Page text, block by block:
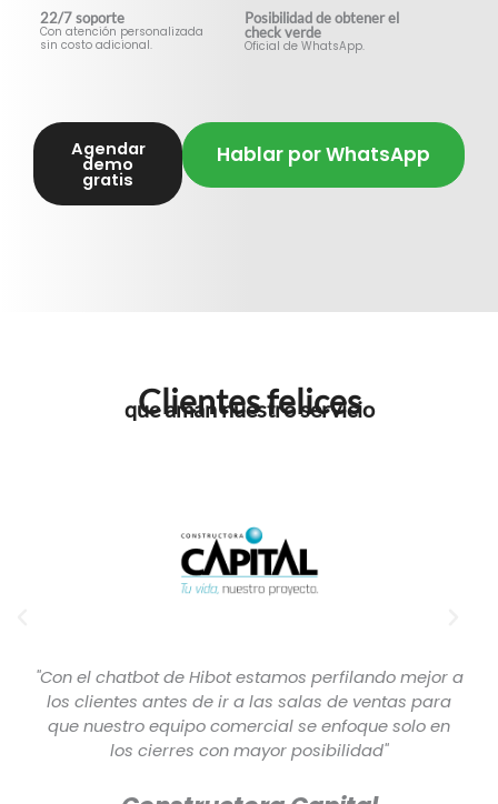
22/7 soporte
Con atención personalizada
sin costo adicional.
Posibilidad de obtener el
check verde
Oficial de WhatsApp.
Agendar
demo
gratis
Hablar por WhatsApp
Clientes felices
que aman nuestro servicio
"Con el chatbot de Hibot estamos perfilando mejor a
los clientes antes de ir a las salas de ventas para
que nuestro equipo comercial se enfoque solo en
los cierres con mayor posibilidad"